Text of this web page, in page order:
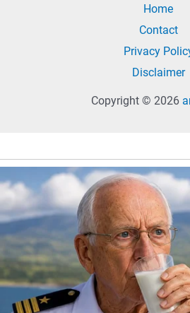
Home
Contact
Privacy
Disclaimer
Copyright © 2026